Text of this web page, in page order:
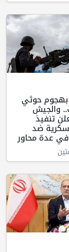
بهجوم حوثي
والجيش
تنفيذ
ضد
في عدة محاور